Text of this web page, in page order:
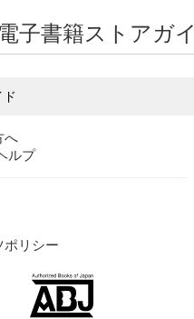
子書籍ストアガ
ド
へ
ルプ
ポリシー